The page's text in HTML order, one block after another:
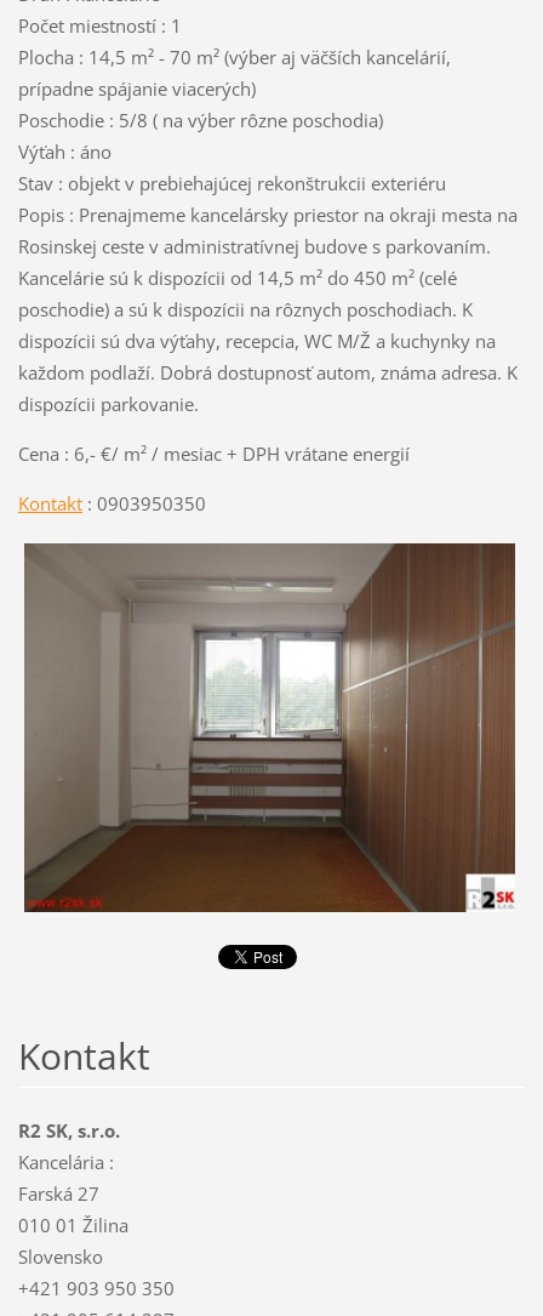
Počet miestností : 1
Plocha : 14,5 m² - 70 m² (výber aj väčších kancelárií,
prípadne spájanie viacerých)
Poschodie : 5/8 ( na výber rôzne poschodia)
Výťah : áno
Stav : objekt v prebiehajúcej rekonštrukcii exteriéru
Popis : Prenajmeme kancelársky priestor na okraji mesta na
Rosinskej ceste v administratívnej budove s parkovaním.
Kancelárie sú k dispozícii od 14,5 m² do 450 m² (celé
poschodie) a sú k dispozícii na rôznych poschodiach. K
dispozícii sú dva výťahy, recepcia, WC M/Ž a kuchynky na
každom podlaží. Dobrá dostupnosť autom, známa adresa. K
dispozícii parkovanie.
Cena : 6,- €/ m² / mesiac + DPH vrátane energií
Kontakt: 0903950350
Kontakt
R2 SK, s.r.o.
Kancelária :
Farská 27
010 01 Žilina
Slovensko
+421 903 950 350